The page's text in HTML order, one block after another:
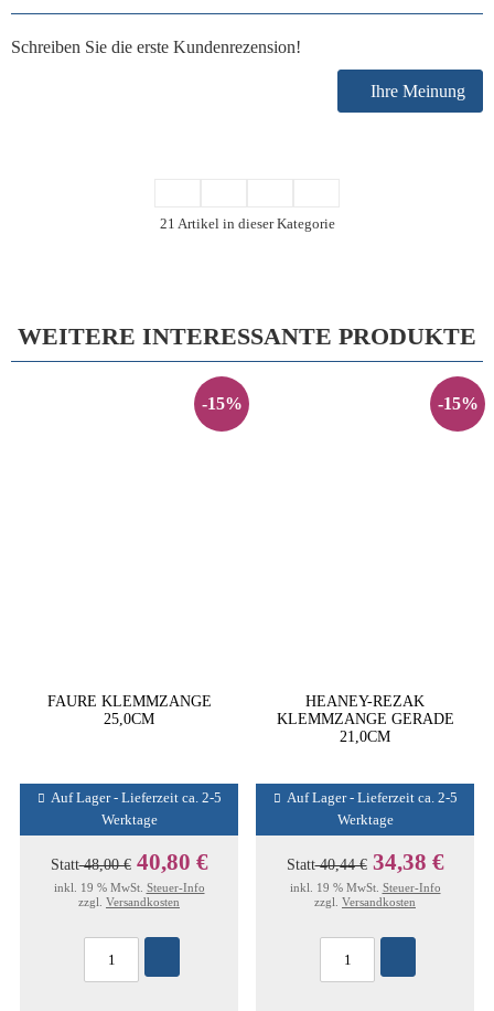
Schreiben Sie die erste Kundenrezension!
Ihre Meinung
21 Artikel in dieser Kategorie
WEITERE INTERESSANTE PRODUKTE
-15%
FAURE KLEMMZANGE
25,0CM
Auf Lager - Lieferzeit ca. 2-5
Werktage
Statt48,00 € 40,80 €
inkl. 19 % MwSt. Steuer-Info
zzgl. Versandkosten
-15%
HEANEY-REZAK
KLEMMZANGE GERADE
21,0CM
Auf Lager - Lieferzeit ca. 2-5
Werktage
Statt40,44 € 34,38 €
inkl. 19 % MwSt. Steuer-Info
zzgl. Versandkosten